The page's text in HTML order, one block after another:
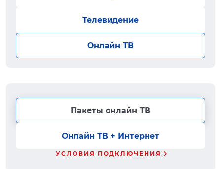
Телевидение
Онлайн ТВ
Пакеты онлайн ТВ
Онлайн ТВ + Интернет
УСЛОВИЯ ПОДКЛЮЧЕНИЯ